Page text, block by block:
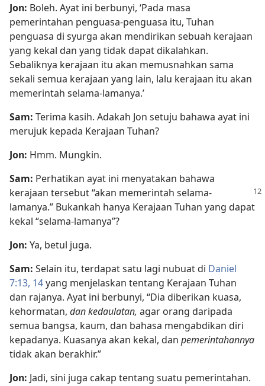
Jon: Boleh. Ayat ini berbunyi, ‘Pada masa
pemerintahan penguasa-penguasa itu, Tuhan
penguasa di syurga akan mendirikan sebuah kerajaan
yang kekal dan yang tidak dapat dikalahkan.
Sebaliknya kerajaan itu akan memusnahkan sama
sekali semua kerajaan yang lain, lalu kerajaan itu akan
memerintah selama-lamanya.’
Sam: Terima kasih. Adakah Jon setuju bahawa ayat ini
merujuk kepada Kerajaan Tuhan?
Jon: Hmm. Mungkin.
Sam: Perhatikan ayat ini menyatakan bahawa
kerajaan tersebut “akan memerintah selama-
lamanya.” Bukankah hanya Kerajaan Tuhan yang dapat
kekal “selama-lamanya”?
Jon: Ya, betul juga.
Sam: Selain itu, terdapat satu lagi nubuat di Daniel
7:13, 14yang menjelaskan tentang Kerajaan Tuhan
dan rajanya. Ayat ini berbunyi, “Dia diberikan kuasa,
kehormatan, dan kedaulatan, agar orang daripada
semua bangsa, kaum, dan bahasa mengabdikan diri
kepadanya. Kuasanya akan kekal, dan pemerintahannya
tidak akan berakhir.”
Jon: Jadi, sini juga cakap tentang suatu pemerintahan.